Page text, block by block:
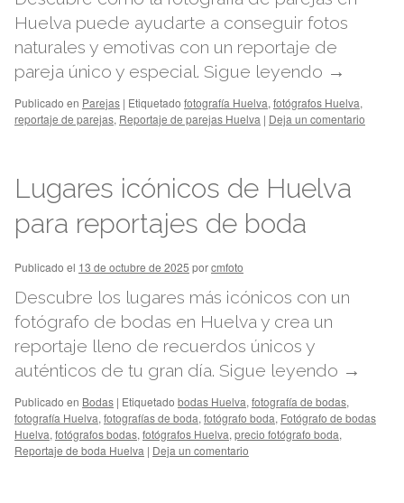
Huelva puede ayudarte a conseguir fotos
naturales y emotivas con un reportaje de
pareja único y especial. Sigue leyendo →
Publicado en Parejas | Etiquetado fotografía Huelva, fotógrafos Huelva,
reportaje de parejas, Reportaje de parejas Huelva | Deja un comentario
Lugares icónicos de Huelva
para reportajes de boda
Publicado el 13 de octubre de 2025 porcmfoto
Descubre los lugares más icónicos con un
fotógrafo de bodas en Huelva y crea un
reportaje lleno de recuerdos únicos y
auténticos de tu gran día. Sigue leyendo →
Publicado en Bodas | Etiquetado bodas Huelva, fotografía de bodas,
fotografía Huelva, fotografías de boda, fotógrafo boda, Fotógrafo de bodas
Huelva, fotógrafos bodas, fotógrafos Huelva, precio fotógrafo boda,
Reportaje de boda Huelva | Deja un comentario